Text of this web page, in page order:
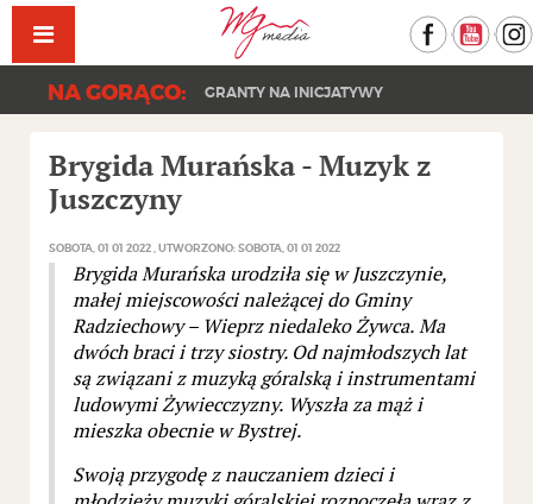
Facebook
NA GORĄCO: GRANTY NA INICJATYWY
Brygida Murańska - Muzyk z
Juszczyny
SOBOTA, 01 01 2022 UTWORZONO: SOBOTA, 01 01 2022
Brygida Murańska urodziła się w Juszczynie,
małej miejscowości należącej do Gminy
Radziechowy – Wieprz niedaleko Żywca. Ma
dwóch braci i trzy siostry. Od najmłodszych lat
są związani z muzyką góralską i instrumentami
ludowymi Żywiecczyzny. Wyszła za mąż i
mieszka obecnie w Bystrej.
Swoją przygodę z nauczaniem dzieci i